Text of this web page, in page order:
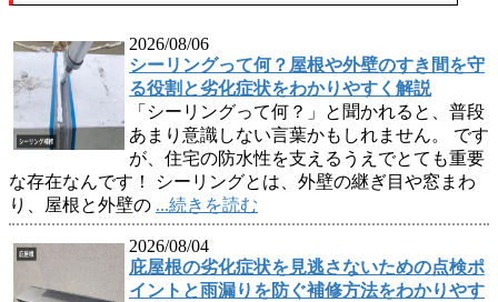
2026/08/06
シーリングって何？屋根や外壁のすき間を守
る役割と劣化症状をわかりやすく解説
「シーリングって何？」と聞かれると、普段
あまり意識しない言葉かもしれません。 です
が、住宅の防水性を支えるうえでとても重要
な存在なんです！ シーリングとは、外壁の継ぎ目や窓まわ
り、屋根と外壁の ...続きを読む
2026/08/04
庇屋根の劣化症状を見逃さないための点検ポ
イントと雨漏りを防ぐ補修方法をわかりやす